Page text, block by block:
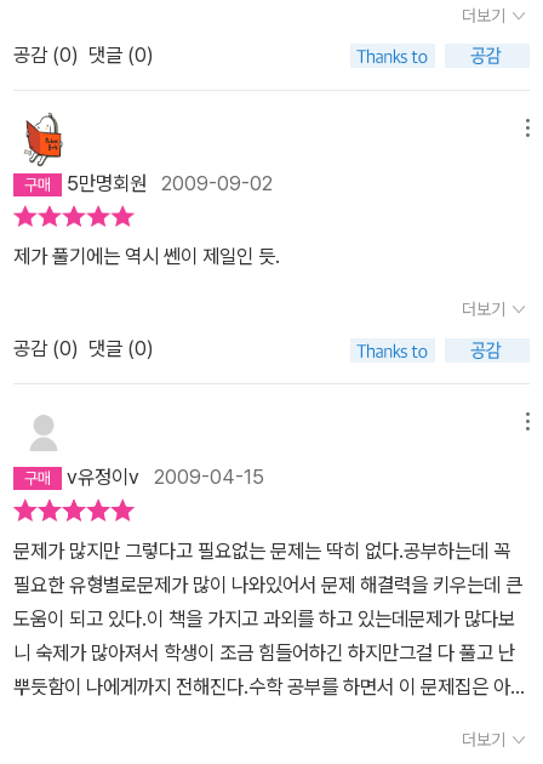
더보기
공감 (0) 댓글 (0)
5만명회원 2009-09-02
제가 풀기에는 역시 쎈이 제일인 듯.
더보기
공감 (0) 댓글 (0)
v유정이v 2009-04-15
문제가 많지만 그렇다고 필요없는 문제는 딱히 없다.공부하는데 꼭
필요한 유형별로문제가 많이 나와있어서 문제 해결력을 키우는데 큰
도움이 되고 있다.이 책을 가지고 과외를 하고 있는데문제가 많다보
니 숙제가 많아져서 학생이 조금 힘들어하긴 하지만그걸 다 풀고 난
뿌듯함이 나에게까지 전해진다.수학 공부를 하면서 이 문제집은 아무
더보기